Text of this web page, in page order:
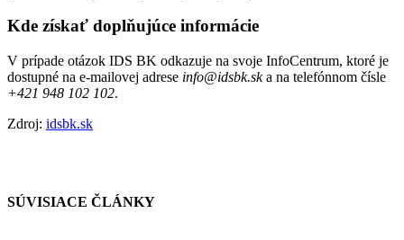
Kde získať doplňujúce informácie
V prípade otázok IDS BK odkazuje na svoje InfoCentrum, ktoré je
dostupné na e-mailovej adrese info@idsbk.ska na telefónnom čísle
+421 948 102 102.
Zdroj: idsbk.sk
SÚVISIACE ČLÁNKY